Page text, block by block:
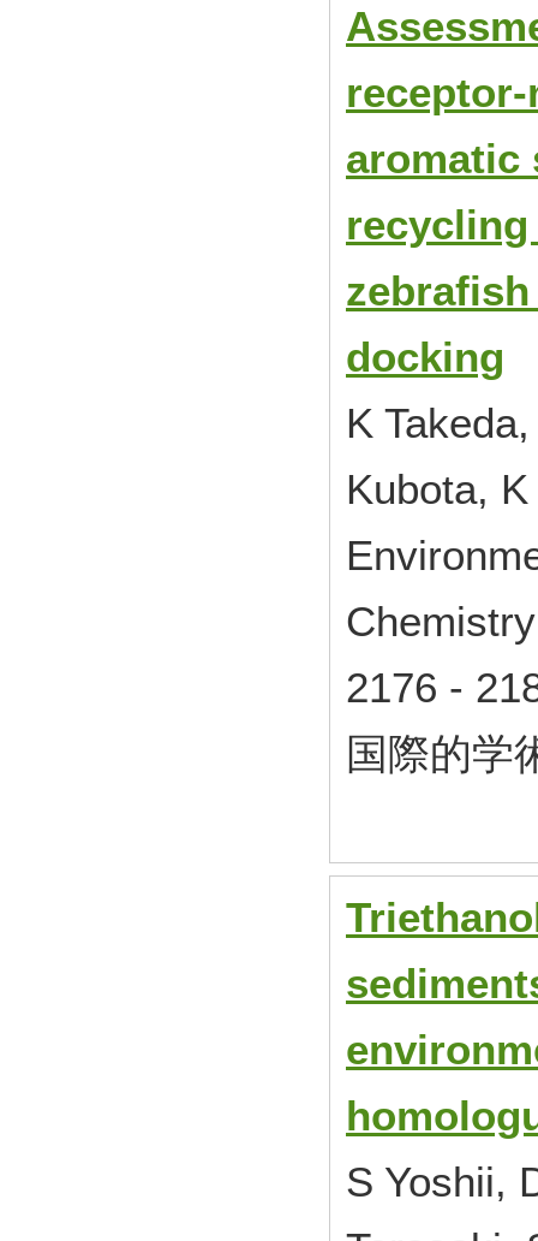
aromatic
docking
K
Kubota,
2176 -
国際的学
S Yoshii,